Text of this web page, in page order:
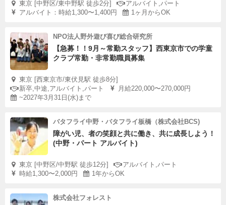
東京 [中野区/東中野駅 徒歩2分]
アルバイト,パート
アルバイト：時給1,300〜1,400円
1ヶ月からOK
NPO法人野外遊び喜び総合研究所
【急募！！9月～常勤スタッフ】西東京市での学童
クラブ常勤・非常勤職員募集
東京 [西東京市/東伏見駅 徒歩8分]
新卒,中途,アルバイト,パート
月給220,000〜270,000円
~2027年3月31日(水)まで
バタフライ中野・バタフライ板橋（株式会社BCS)
障がい児、者の笑顔と共に働き、共に成長しよう！
(中野・パート アルバイト)
東京 [中野区/中野駅 徒歩12分]
アルバイト,パート
時給1,300〜2,000円
1年からOK
株式会社フォレスト